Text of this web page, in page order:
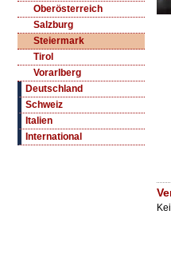
Oberösterreich
Salzburg
Steiermark
Tirol
Vorarlberg
Deutschland
Schweiz
Italien
International